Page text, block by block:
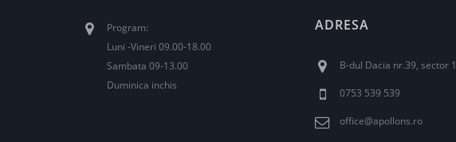
Program:
Luni -Vineri 09.00-18.00
Sambata 09-13.00
Duminica inchis
ADRESA
B-dul Dacia nr.39, sector
0753 539 539
office@apollons.ro